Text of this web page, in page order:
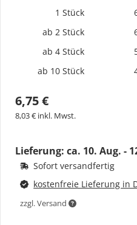
1 Stück
ab 2 Stück
ab 4 Stück
ab 10 Stück
6,75 €
8,03 € inkl. Mwst.
Lieferung: ca. 10. Aug. -
Sofort versandfertig
kostenfreie Lieferung in
zzgl. Versand